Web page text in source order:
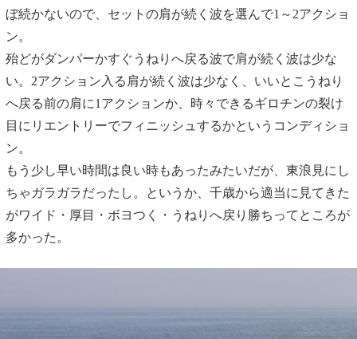
ぼ続かないので、セットの肩が続く波を選んで1～2アクショ
ン。
殆どがダンパーかすぐうねりへ戻る波で肩が続く波は少な
い。2アクション入る肩が続く波は少なく、いいとこうねり
へ戻る前の肩に1アクションか、時々できるギロチンの裂け
目にリエントリーでフィニッシュするかというコンディショ
ン。
もう少し早い時間は良い時もあったみたいだが、東浪見にし
ちゃガラガラだったし。というか、千歳から適当に見てきた
がワイド・厚目・ボヨつく・うねりへ戻り勝ちってところが
多かった。